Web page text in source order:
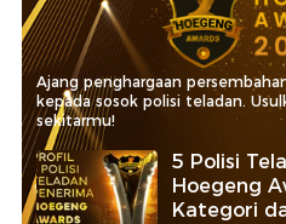
Ajang penghargaan
kepada sosok polisi teladan.
sekitarmu!
5 Polisi
Hoegeng
Kategori